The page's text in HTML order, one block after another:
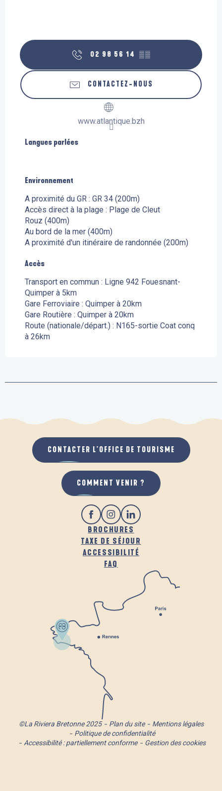
02 98 56 14 ▒▒
CONTACTEZ-NOUS
www.atlantique.bzh
Langues parlées
Langues parlées
Environnement
Environnement
A proximité du GR : GR 34 (200m)
Accès direct à la plage : Plage de Cleut
Rouz (400m)
Au bord de la mer (400m)
A proximité d'un itinéraire de randonnée (200m)
Accès
Accès
Transport en commun : Ligne 942 Fouesnant-
Quimper à 5km
Gare Ferroviaire : Quimper à 20km
Gare Routière : Quimper à 20km
Route (nationale/départ.) : N165-sortie Coat conq
à 26km
BROCHURES
TAXE DE SÉJOUR
ACCESSIBILITÉ
FAQ
CONTACTER L'OFFICE DE TOURISME
COMMENT VENIR ?
©La Riviera Bretonne 2025 Plan du site
Mentions légales
Politique de confidentialité
Accessibilité : partiellement conforme
Gestion des cookies